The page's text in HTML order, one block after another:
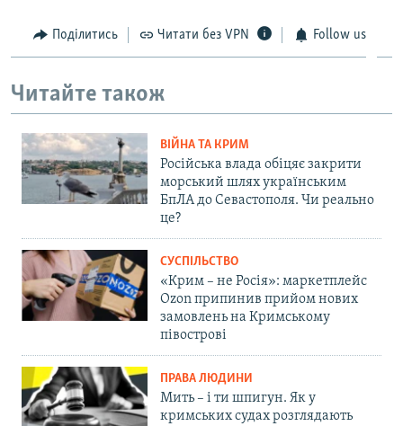
Поділитись Читати без VPN Follow us
Читайте також
ВІЙНА ТА КРИМ
Російська влада обіцяє закрити
морський шлях українським
БпЛА до Севастополя. Чи реально
це?
СУСПІЛЬСТВО
«Крим – не Росія»: маркетплейс
Ozon припинив прийом нових
замовлень на Кримському
півострові
ПРАВА ЛЮДИНИ
Мить – і ти шпигун. Як у
кримських судах розглядають